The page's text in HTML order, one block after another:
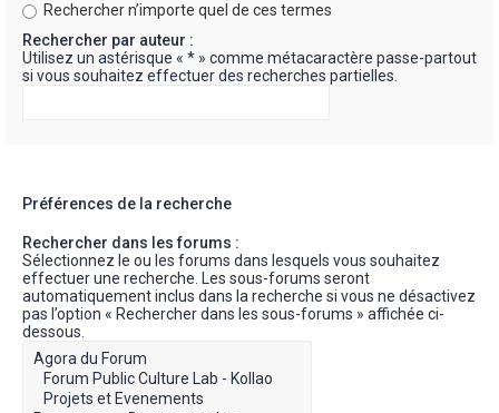
Rechercher n’importe quel de ces termes
Rechercher par auteur :
Utilisez un astérisque « * » comme métacaractère passe-partout
si vous souhaitez effectuer des recherches partielles.
Préférences de la recherche
Rechercher dans les forums :
Sélectionnez le ou les forums dans lesquels vous souhaitez
effectuer une recherche. Les sous-forums seront
automatiquement inclus dans la recherche si vous ne désactivez
pas l’option « Rechercher dans les sous-forums » affichée ci-
dessous.